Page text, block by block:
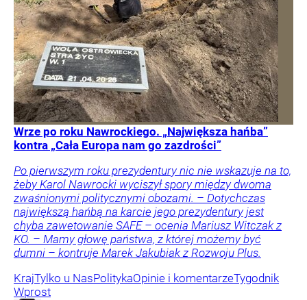
Wrze po roku Nawrockiego. „Największa hańba”
kontra „Cała Europa nam go zazdrości”
Po pierwszym roku prezydentury nic nie wskazuje na to,
żeby Karol Nawrocki wyciszył spory między dwoma
zwaśnionymi politycznymi obozami. – Dotychczas
największą hańbą na karcie jego prezydentury jest
chyba zawetowanie SAFE – ocenia Mariusz Witczak z
KO. – Mamy głowę państwa, z której możemy być
dumni – kontruje Marek Jakubiak z Rozwoju Plus.
KrajTylko u NasPolitykaOpinie i komentarzeTygodnik
Wprost